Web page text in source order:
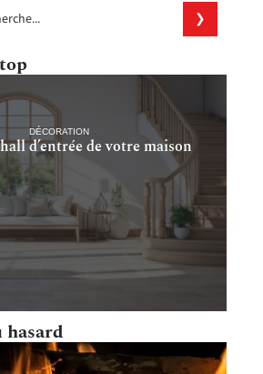
DÉCORATION
d’entrée de votre maison